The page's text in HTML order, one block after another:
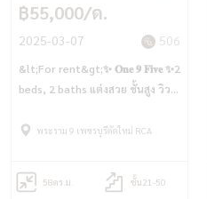
฿55,000/ด.
2025-03-07 506
&lt;For rent&gt;✨ 𝐎𝐧𝐞 𝟗 𝐅𝐢𝐯𝐞 ✨2
beds, 2 baths แต่งสวย ชั้นสูง วิว
พระราม 9 เพชรบุรีตัดใหม่ RCA
58ตร.ม. ชั้น21-50